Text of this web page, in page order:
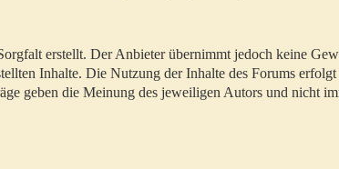
erstellt. Der Anbieter übernimmt jedoch keine
Inhalte. Die Nutzung der Inhalte des Forums erfolgt
geben die Meinung des jeweiligen Autors und nicht